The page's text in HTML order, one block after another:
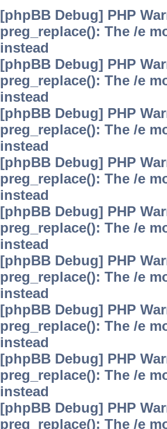
[phpBB Debug] PHP
preg_replace(): The /e
instead
[phpBB Debug] PHP
preg_replace(): The /e
instead
[phpBB Debug] PHP
preg_replace(): The /e
instead
[phpBB Debug] PHP
preg_replace(): The /e
instead
[phpBB Debug] PHP
preg_replace(): The /e
instead
[phpBB Debug] PHP
preg_replace(): The /e
instead
[phpBB Debug] PHP
preg_replace(): The /e
instead
[phpBB Debug] PHP
preg_replace(): The /e
instead
[phpBB Debug] PHP
preg_replace(): The /e